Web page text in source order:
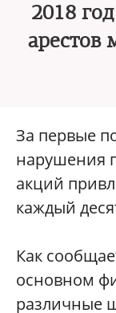
2018
арестов
За первые
нарушения
акций
каждый
Как
основном
различные